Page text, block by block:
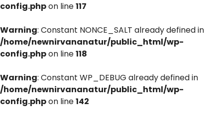
config.phpon line117
Warning: Constant NONCE_SALT already defined in
/home/newnirvananatur/public_html/wp-
config.phpon line118
Warning: Constant WP_DEBUG already defined in
/home/newnirvananatur/public_html/wp-
config.phpon line142